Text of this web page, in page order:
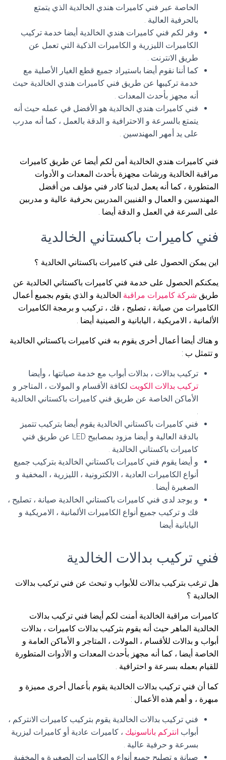
الخاصة عبر فني كاميرات هندي الخالدية الذي يتمتع
بالحرفية العالية .
وفر لكم فني كاميرات هندي الخالدية أيضا خدمة تركيب
الكاميرات الليزرية و الكاميرات الذكية التي تعمل عن
طريق الانترنت .
كما أننا نقوم أيضا باستيراد جميع قطع الغيار الأصلية مع
خدمة تركيبها عن طريق فني كاميرات هندي الخالدية حيث
أنه مجهز بأحدث المعدات .
فني كاميرات هندي الخالدية هو الأفضل في عمله حيث أنه
يتمتع بالسرعة و الاحترافية و الدقة بالعمل ، كما أنه مدرب
على يد أمهر المهندسين .
فني كاميرات هندي الخالدية أمن لكم أيضا عن طريق كاميرات
مراقبة الخالدية ورشات مجهزة بأحدث المعدات و الأدوات
المتطورة ، كما أنه يعمل لدينا كادر فني مؤلف من أفضل
المهندسين و العمال و الفنيين المدربين بحرفية عالية و مدربين
على السرعة في العمل و الدقة أيضا .
فني كاميرات باكستاني الخالدية
اين يمكن الحصول على فني كاميرات باكستاني الخالدية ؟
يمكنكم الحصول على خدمة فني كاميرات باكستاني الخالدية عن
طريق شركة كاميرات مراقبة الخالدية و الذي يقوم بجميع أعمال
الكاميرات من صيانة ، تصليح ، فك ، تركيب و برمجة الكاميرات
الألمانية ، الامريكية ، اليابانية و الصينية أيضا .
و هناك أيضا أعمال أخرى يقوم به فني كاميرات باكستاني الخالدية
و تتمثل ب :
تركيب بدالات ، بدالات أبواب مع خدمة صيانتها ، وأيضا
تركيب بدالات الكويت لكافة الأقسام و المولات ، المتاجر و
الأماكن الخاصة عن طريق فني كاميرات باكستاني الخالدية
.
فني كاميرات باكستاني الخالدية يقوم أيضا بتركيب تتميز
بالدقة العالية و أيضا مزود بمصابيح LED عن طريق فني
كاميرات باكستاني الخالدية .
و أيضا يقوم فني كاميرات باكستاني الخالدية بتركيب جميع
أنواع الكاميرات العادية ، الالكترونية ، الليزرية ، المخفية و
الصغيرة أيضا .
و يوجد لدى فني كاميرات باكستاني الخالدية صيانة ، تصليح ،
فك و تركيب جميع أنواع الكاميرات الألمانية ، الامريكية و
اليابانية أيضا
فني تركيب بدالات الخالدية
هل ترغب بتركيب بدالات للأبواب و تبحث عن فني تركيب بدالات
الخالدية ؟
كاميرات مراقبة الخالدية أمنت لكم أيضا فني تركيب بدالات
الخالدية الماهر حيث أنه يقوم بتركيب بدالات كاميرات ، بدالات
أبواب و بدالات للأقسام ، المولات ، المتاجر و الأماكن العامة و
الخاصة أيضا ، كما أنه مجهز بأحدث المعدات و الأدوات المتطورة
للقيام بعمله بسرعة و احترافية .
كما أن فني تركيب بدالات الخالدية يقوم بأعمال أخرى مميزة و
مبهرة ، و أهم هذه الأعمال :
فني تركيب بدالات الخالدية يقوم بتركيب كاميرات الانتركم ،
أبواب انتركم باناسونيك ، كاميرات عادية أو كاميرات ليزرية
بسرعة و حرفية عالية .
صيانة و تصليح جميع أنواع و الكاميرات الصغيرة و المخفية